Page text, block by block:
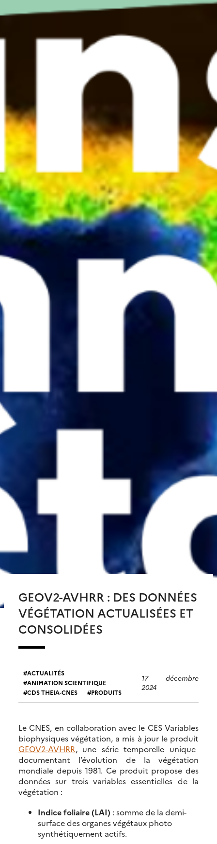
GEOV2-AVHRR : DES DONNÉES
VÉGÉTATION ACTUALISÉES ET
CONSOLIDÉES
ACTUALITÉS
ANIMATION SCIENTIFIQUE
CDS THEIA-CNES
PRODUITS
17 décembre
2024
Le CNES, en collaboration avec le CES Variables
biophysiques végétation, a mis à jour le produit
GEOV2-AVHRR, une série temporelle unique
documentant l’évolution de la végétation
mondiale depuis 1981. Ce produit propose des
données sur trois variables essentielles de la
végétation :
Indice foliaire (LAI) : somme de la demi-
surface des organes végétaux photo
synthétiquement actifs.